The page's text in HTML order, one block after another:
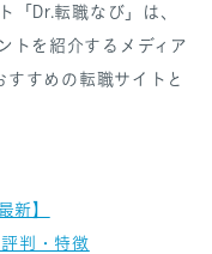
「Dr.転職なび」は、
トを紹介するメディア
すすめの転職サイトと
新】
判・特徴